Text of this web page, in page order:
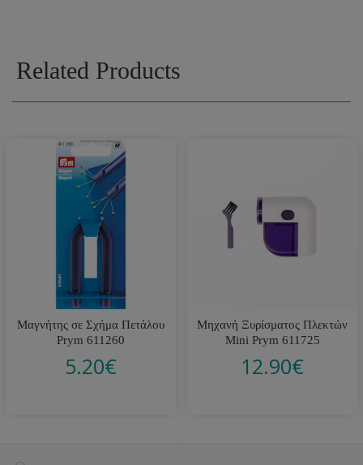
Related Products
Μαγνήτης σε Σχήμα Πετάλου
Prym 611260
5.20€
Μηχανή Ξυρίσματος Πλεκτών
Mini Prym 611725
12.90€